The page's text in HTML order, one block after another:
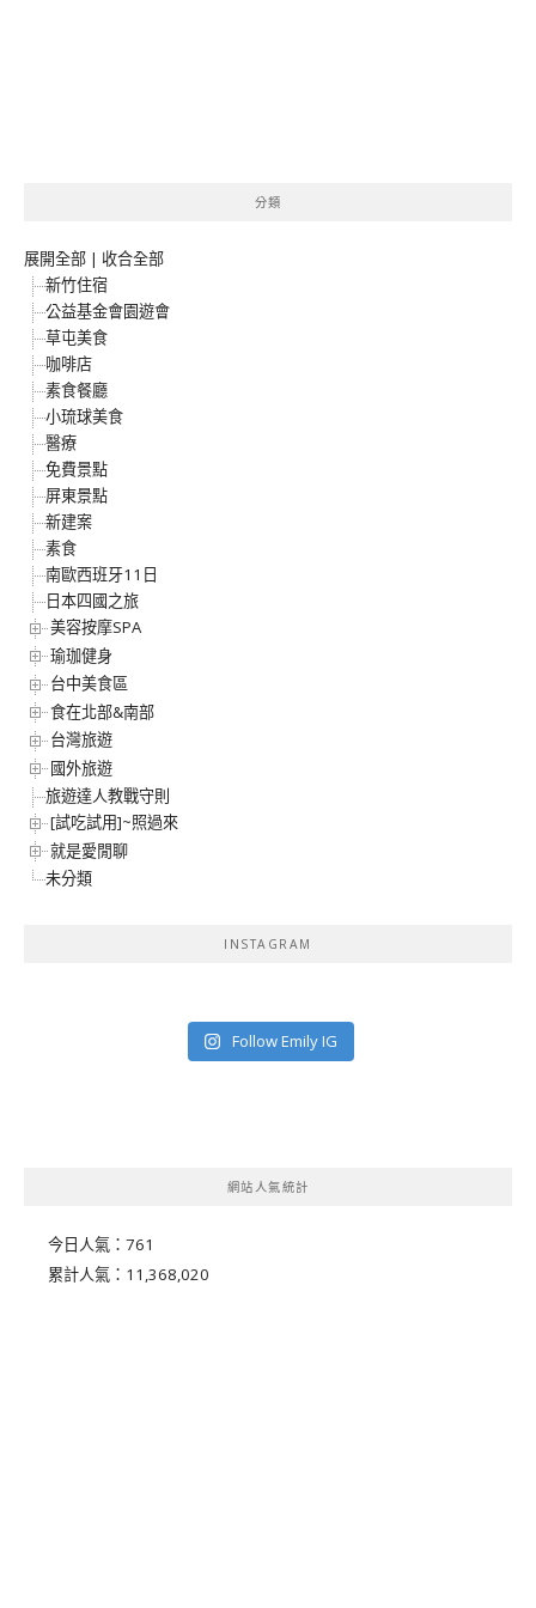
分類
展開全部 | 收合全部
新竹住宿
公益基金會園遊會
草屯美食
咖啡店
素食餐廳
小琉球美食
醫療
免費景點
屏東景點
新建案
素食
南歐西班牙11日
日本四國之旅
美容按摩SPA
瑜珈健身
台中美食區
食在北部&南部
台灣旅遊
國外旅遊
旅遊達人教戰守則
[試吃試用]~照過來
就是愛閒聊
未分類
INSTAGRAM
Follow Emily IG
網站人氣統計
今日人氣： 761
累計人氣： 11,368,020